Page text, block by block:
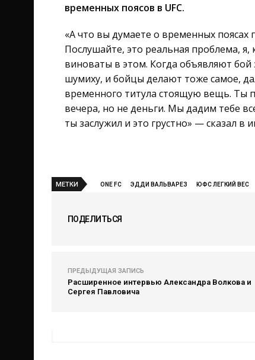
временных поясов в UFC.
«А что вы думаете о временных
Послушайте, это реальная проблема,
виноваты в этом. Когда объявляют
шумиху, и бойцы делают тоже самое,
временного титула стоящую вещь. Ты
вечера, но не деньги. Мы дадим тебе
ты заслужил и это грустно» — сказал в
МЕТКИ ONE FC ЭДДИ ВАЛЬВАРЕЗ ЮФС ЛЕГКИЙ ВЕС
ПОДЕЛИТЬСЯ
ПРЕДЫДУЩАЯ ЗАПИСЬ
Расширенное интервью Александра Волкова и
Сергея Павловича